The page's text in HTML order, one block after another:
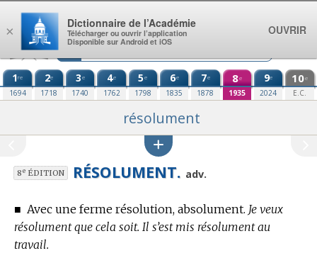
Aller au contenu
1re
1694
2e
1718
3e
1740
4e
1762
5e
1798
6e
1835
7e
1878
8e
1935
9e
2024
10e
E.C.
résolument
8eÉDITION RÉSOLUMENT. adv.
■ Avec une ferme résolution, absolument. Je veux
résolument que cela soit. Il s’est mis résolument au
travail.
×
Dictionnaire de l’Académie
Télécharger ou ouvrir l’application
Disponible sur Android et iOS
OUVRIR